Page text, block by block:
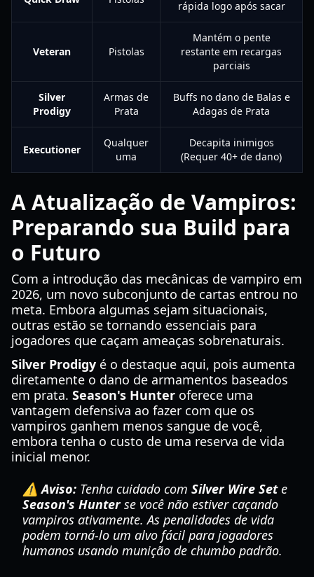
rápida logo após sacar
Veteran Pistolas
Mantém o pente
restante em recargas
parciais
Silver
Prodigy
Armas de
Prata
Buffs no dano de Balas e
Adagas de Prata
Executioner
Qualquer
uma
Decapita inimigos
(Requer 40+ de dano)
A Atualização de Vampiros:
Preparando sua Build para
o Futuro
Com a introdução das mecânicas de vampiro em
2026, um novo subconjunto de cartas entrou no
meta. Embora algumas sejam situacionais,
outras estão se tornando essenciais para
jogadores que caçam ameaças sobrenaturais.
Silver Prodigy é o destaque aqui, pois aumenta
diretamente o dano de armamentos baseados
em prata. Season's Hunter oferece uma
vantagem defensiva ao fazer com que os
vampiros ganhem menos sangue de você,
embora tenha o custo de uma reserva de vida
inicial menor.
⚠️ Aviso: Tenha cuidado com Silver Wire Sete
Season's Hunterse você não estiver caçando
vampiros ativamente. As penalidades de vida
podem torná-lo um alvo fácil para jogadores
humanos usando munição de chumbo padrão.